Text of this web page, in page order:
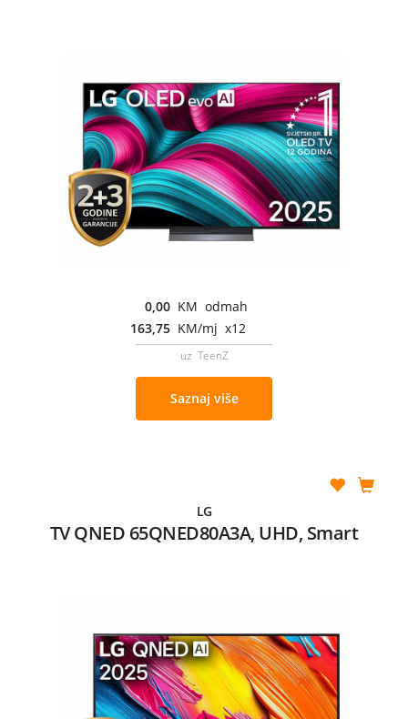
0,00 KM odmah
163,75 KM/mj x12
uz TeenZ
Saznaj više
LG
TV QNED 65QNED80A3A, UHD, Smart